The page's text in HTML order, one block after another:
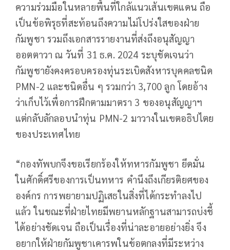
ความร่วมมือในหลายพื้นที่ใกล้แนวเส้นเขตแดน ถือ
เป็นข้อพิรุธที่สะท้อนถึงความไม่โปร่งใสของฝ่าย
กัมพูชา รวมถึงเอกสารรายงานที่ส่งถึงอนุสัญญา
ออตตาวา ณ วันที่ 31 ธ.ค. 2024 ระบุชัดเจนว่า
กัมพูชายังคงครอบครองทุ่นระเบิดสังหารบุคคลชนิด
PMN-2 และชนิดอื่น ๆ รวมกว่า 3,700 ลูก โดยอ้าง
ว่าเก็บไว้เพื่อการฝึกตามมาตรา 3 ของอนุสัญญาฯ
แต่กลับลักลอบนำทุ่น PMN-2 มาวางในเขตอธิปไตย
ของประเทศไทย
“กองทัพบกจึงขอเรียกร้องให้ทหารกัมพูชา ยึดมั่น
ในศักดิ์ศรีของการเป็นทหาร คำนึงถึงเกียรติยศของ
องค์กร การพยายามปฏิเสธในสิ่งที่ได้กระทำลงไป
แล้ว ในขณะที่ฝ่ายไทยมีพยานหลักฐานสามารถบ่งชี้
ได้อย่างชัดเจน ถือเป็นเรื่องที่น่าละอายอย่างยิ่ง จึง
อยากให้ฝ่ายกัมพูชาเคารพในข้อตกลงที่มีระหว่าง